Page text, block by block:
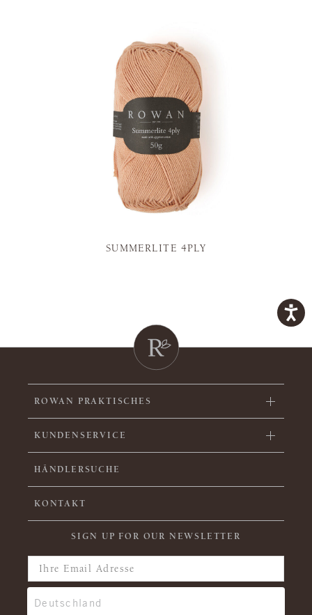
SUMMERLITE 4PLY
ROWAN PRAKTISCHES
KUNDENSERVICE
HÄNDLERSUCHE
KONTAKT
SIGN UP FOR OUR NEWSLETTER